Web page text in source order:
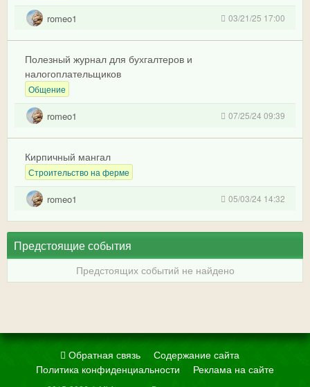
romeo1 03/21/25 17:00
Полезный журнал для бухгалтеров и
налогоплательщиков
Общение
romeo1 07/25/24 09:39
Кирпичный мангал
Строительство на ферме
romeo1 05/03/24 14:32
Предстоящие события
Предстоящих событий не найдено
Обратная связь
Содержание сайта
Политика конфиденциальности
Реклама на сайте